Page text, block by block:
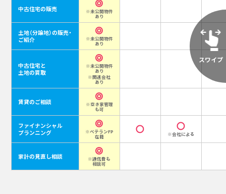
中古住宅の販売
※未公開物件
あり
土地（分譲地）の販売・
ご紹介
※未公開物件
あり
中古住宅と
土地の買取
※未公開物件
あり
※関連会社
あり
賃貸のご相談
※空き家管理
も可
ファイナンシャル
プランニング
※ベテランFP
在籍
※会社による
家計の見直し相談
※通信費も
相談可